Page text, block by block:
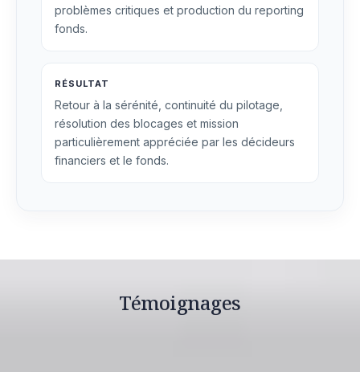
problèmes critiques et production du reporting
fonds.
RÉSULTAT
Retour à la sérénité, continuité du pilotage,
résolution des blocages et mission
particulièrement appréciée par les décideurs
financiers et le fonds.
Témoignages